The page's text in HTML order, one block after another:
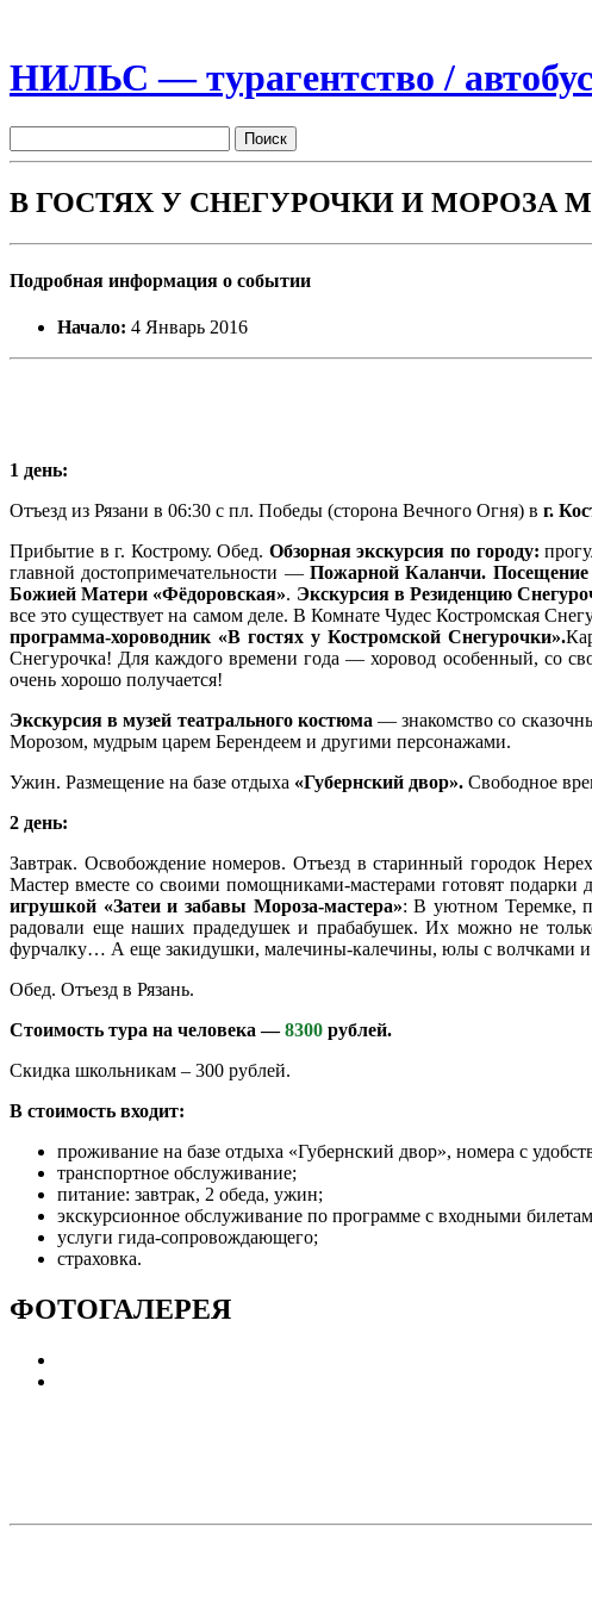
НИЛЬС — турагентство /
В ГОСТЯХ У СНЕГУРОЧКИ И МОРОЗА
Подробная информация о событии
Начало: 4 Январь 2016
1 день:
Отъезд из Рязани в 06:30 с пл. Победы (сторона Вечного Огня) в г.
Прибытие в г. Кострому. Обед. Обзорная экскурсия по городу:
главной достопримечательности —Пожарной Каланчи. Посещение
Божией Матери «Фёдоровская». Экскурсия в Резиденцию
все это существует на самом деле. В Комнате Чудес Костромская
программа-хороводник «В гостях у Костромской Снегурочки».
Снегурочка! Для каждого времени года — хоровод особенный, со
очень хорошо получается!
Экскурсия в музей театрального костюма — знакомство со
Морозом, мудрым царем Берендеем и другими персонажами.
Ужин. Размещение на базе отдыха «Губернский двор». Свободное
2 день:
Завтрак. Освобождение номеров. Отъезд в старинный городок
Мастер вместе со своими помощниками-мастерами готовят подарки
игрушкой «Затеи и забавы Мороза-мастера»: В уютном Теремке,
радовали еще наших прадедушек и прабабушек. Их можно не
фурчалку… А еще закидушки, малечины-калечины, юлы с волчками и
Обед. Отъезд в Рязань.
Стоимость тура на человека —8300 рублей.
Скидка школьникам – 300 рублей.
В стоимость входит:
проживание на базе отдыха «Губернский двор», номера с
транспортное обслуживание;
питание: завтрак, 2 обеда, ужин;
экскурсионное обслуживание по программе с входными
услуги гида-сопровождающего;
страховка.
ФОТОГАЛЕРЕЯ